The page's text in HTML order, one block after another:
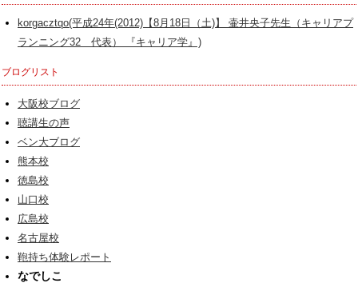
korgacztqo(平成24年(2012)【8月18日（土)】 壷井央子先生（キャリアプ
ランニング32 代表） 『キャリア学』)
ブログリスト
大阪校ブログ
聴講生の声
ベン大ブログ
熊本校
徳島校
山口校
広島校
名古屋校
鞄持ち体験レポート
なでしこ